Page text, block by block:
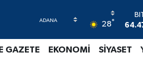
28°
E GAZETE EKONOMİ SİYASET